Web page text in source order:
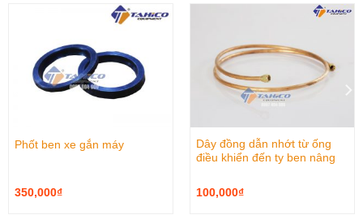
Phốt ben xe gắn máy
350,000₫
Dây đồng dẫn nhớt từ ống
điều khiển đến ty ben nâng
100,000₫